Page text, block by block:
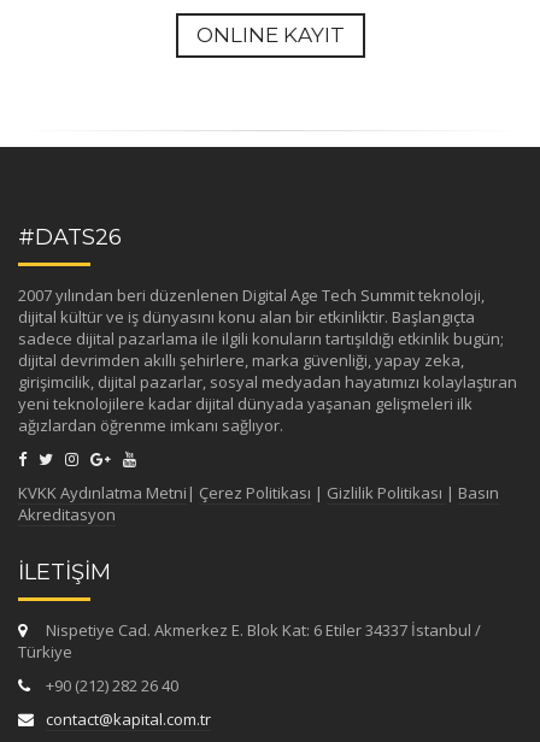
ONLINE KAYIT
#DATS26
2007 yılından beri düzenlenen Digital Age Tech Summit teknoloji,
dijital kültür ve iş dünyasını konu alan bir etkinliktir. Başlangıçta
sadece dijital pazarlama ile ilgili konuların tartışıldığı etkinlik bugün;
dijital devrimden akıllı şehirlere, marka güvenliği, yapay zeka,
girişimcilik, dijital pazarlar, sosyal medyadan hayatımızı kolaylaştıran
yeni teknolojilere kadar dijital dünyada yaşanan gelişmeleri ilk
ağızlardan öğrenme imkanı sağlıyor.
KVKK Aydınlatma Metni | Çerez Politikası | Gizlilik Politikası | Basın
Akreditasyon
İLETİŞİM
Nispetiye Cad. Akmerkez E. Blok Kat: 6 Etiler 34337 İstanbul /
Türkiye
+90 (212) 282 26 40
contact@kapital.com.tr